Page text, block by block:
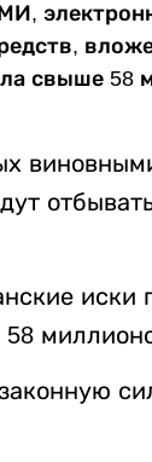
свыше 58